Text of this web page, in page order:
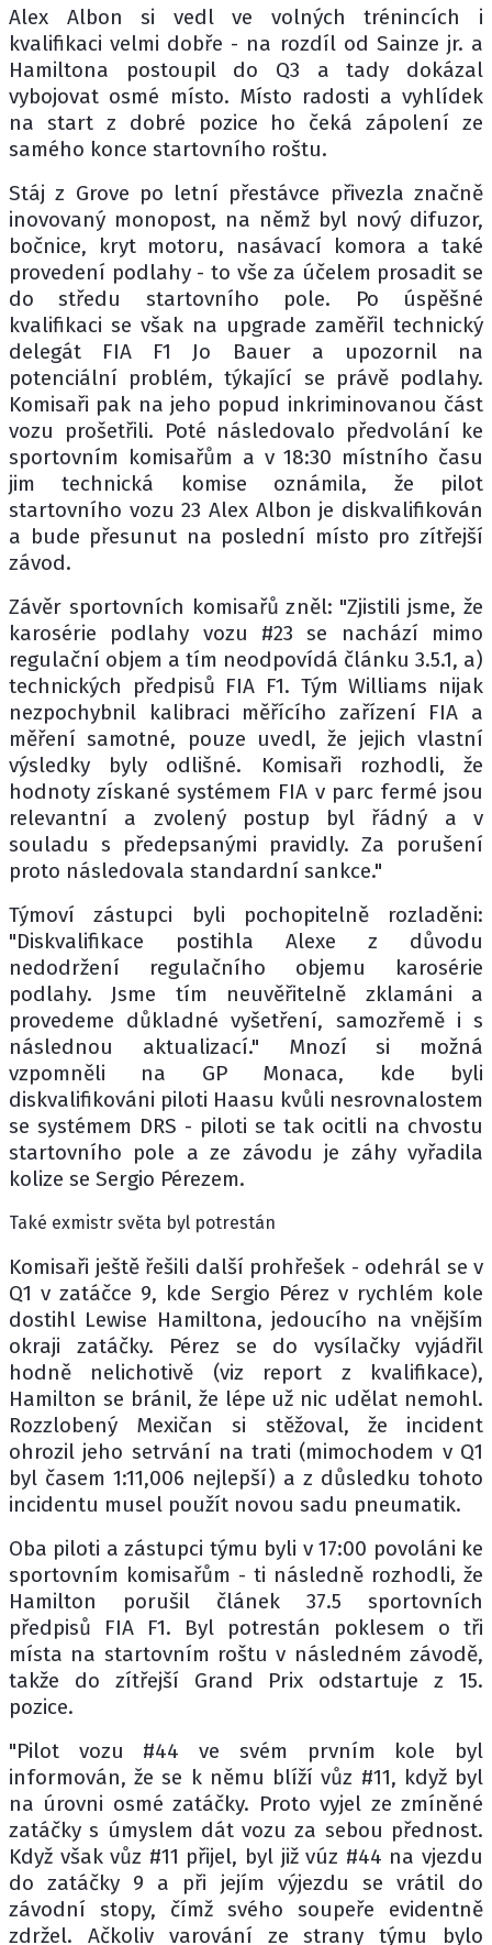
Alex Albon si vedl ve volných trénincích i
kvalifikaci velmi dobře - na rozdíl od Sainze jr. a
Hamiltona postoupil do Q3 a tady dokázal
vybojovat osmé místo. Místo radosti a vyhlídek
na start z dobré pozice ho čeká zápolení ze
samého konce startovního roštu.
Stáj z Grove po letní přestávce přivezla značně
inovovaný monopost, na němž byl nový difuzor,
bočnice, kryt motoru, nasávací komora a také
provedení podlahy - to vše za účelem prosadit se
do středu startovního pole. Po úspěšné
kvalifikaci se však na upgrade zaměřil technický
delegát FIA F1 Jo Bauer a upozornil na
potenciální problém, týkající se právě podlahy.
Komisaři pak na jeho popud inkriminovanou část
vozu prošetřili. Poté následovalo předvolání ke
sportovním komisařům a v 18:30 místního času
jim technická komise oznámila, že pilot
startovního vozu 23 Alex Albon je diskvalifikován
a bude přesunut na poslední místo pro zítřejší
závod.
Závěr sportovních komisařů zněl: "Zjistili jsme, že
karosérie podlahy vozu #23 se nachází mimo
regulační objem a tím neodpovídá článku 3.5.1, a)
technických předpisů FIA F1. Tým Williams nijak
nezpochybnil kalibraci měřícího zařízení FIA a
měření samotné, pouze uvedl, že jejich vlastní
výsledky byly odlišné. Komisaři rozhodli, že
hodnoty získané systémem FIA v parc fermé jsou
relevantní a zvolený postup byl řádný a v
souladu s předepsanými pravidly. Za porušení
proto následovala standardní sankce."
Týmoví zástupci byli pochopitelně rozladěni:
"Diskvalifikace postihla Alexe z důvodu
nedodržení regulačního objemu karosérie
podlahy. Jsme tím neuvěřitelně zklamáni a
provedeme důkladné vyšetření, samozřemě i s
následnou aktualizací." Mnozí si možná
vzpomněli na GP Monaca, kde byli
diskvalifikováni piloti Haasu kvůli nesrovnalostem
se systémem DRS - piloti se tak ocitli na chvostu
startovního pole a ze závodu je záhy vyřadila
kolize se Sergio Pérezem.
Také exmistr světa byl potrestán
Komisaři ještě řešili další prohřešek - odehrál se v
Q1 v zatáčce 9, kde Sergio Pérez v rychlém kole
dostihl Lewise Hamiltona, jedoucího na vnějším
okraji zatáčky. Pérez se do vysílačky vyjádřil
hodně nelichotivě (viz report z kvalifikace),
Hamilton se bránil, že lépe už nic udělat nemohl.
Rozzlobený Mexičan si stěžoval, že incident
ohrozil jeho setrvání na trati (mimochodem v Q1
byl časem 1:11,006 nejlepší) a z důsledku tohoto
incidentu musel použít novou sadu pneumatik.
Oba piloti a zástupci týmu byli v 17:00 povoláni ke
sportovním komisařům - ti následně rozhodli, že
Hamilton porušil článek 37.5 sportovních
předpisů FIA F1. Byl potrestán poklesem o tři
místa na startovním roštu v následném závodě,
takže do zítřejší Grand Prix odstartuje z 15.
pozice.
"Pilot vozu #44 ve svém prvním kole byl
informován, že se k němu blíží vůz #11, když byl
na úrovni osmé zatáčky. Proto vyjel ze zmíněné
zatáčky s úmyslem dát vozu za sebou přednost.
Když však vůz #11 přijel, byl již vúz #44 na vjezdu
do zatáčky 9 a při jejím výjezdu se vrátil do
závodní stopy, čímž svého soupeře evidentně
zdržel. Ačkoliv varování ze strany týmu bylo